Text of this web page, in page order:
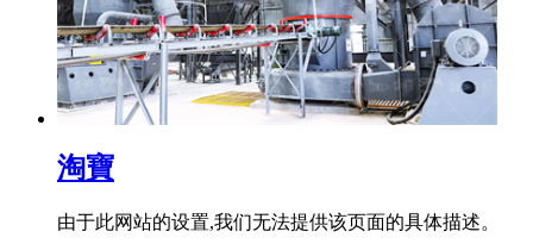
淘寶
由于此网站的设置,我们无法提供该页面的具体描述。